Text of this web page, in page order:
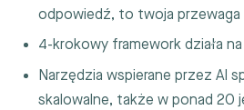
odpowiedź, to twoja przewaga
4-krokowy framework działa
Narzędzia wspierane przez AI
skalowalne, także w ponad 20